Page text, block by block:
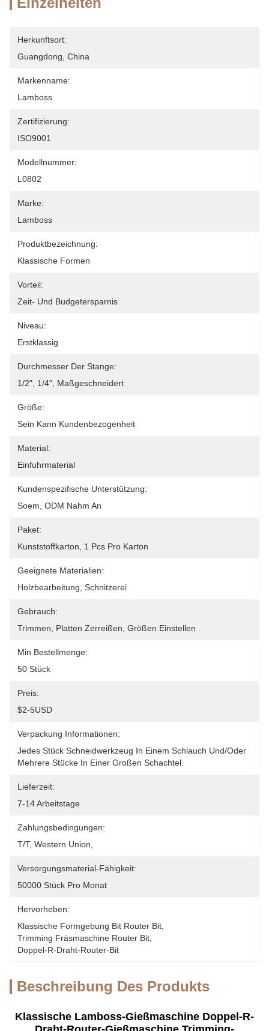
Herkunftsort:
Guangdong, China
Markenname:
Lamboss
Zertifizierung:
ISO9001
Modellnummer:
L0802
Marke:
Lamboss
Produktbezeichnung:
Klassische Formen
Vorteil:
Zeit- Und Budgetersparnis
Niveau:
Erstklassig
Durchmesser Der Stange:
1/2", 1/4", Maßgeschneidert
Größe:
Sein Kann Kundenbezogenheit
Material:
Einfuhrmaterial
Kundenspezifische Unterstützung:
Soem, ODM Nahm An
Paket:
Kunststoffkarton, 1 Pcs Pro Karton
Geeignete Materialien:
Holzbearbeitung, Schnitzerei
Gebrauch:
Trimmen, Platten Zerreißen, Größen Einstellen
Min Bestellmenge:
50 Stück
Preis:
$2-5USD
Verpackung Informationen:
Jedes Stück Schneidwerkzeug In Einem Schlauch Und/oder
Mehrere Stücke In Einer Großen Schachtel.
Lieferzeit:
7-14 Arbeitstage
Zahlungsbedingungen:
T/T, Western Union,
Versorgungsmaterial-Fähigkeit:
50000 Stück Pro Monat
Hervorheben:
Klassische Formgebung Bit Router Bit
Trimming Fräsmaschine Router Bit
Doppel-R-Draht-Router-Bit
Beschreibung Des Produkts
Klassische Lamboss-Gießmaschine Doppel-R-